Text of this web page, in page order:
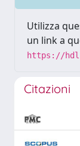
Utilizza
un link a
https://
Citazioni